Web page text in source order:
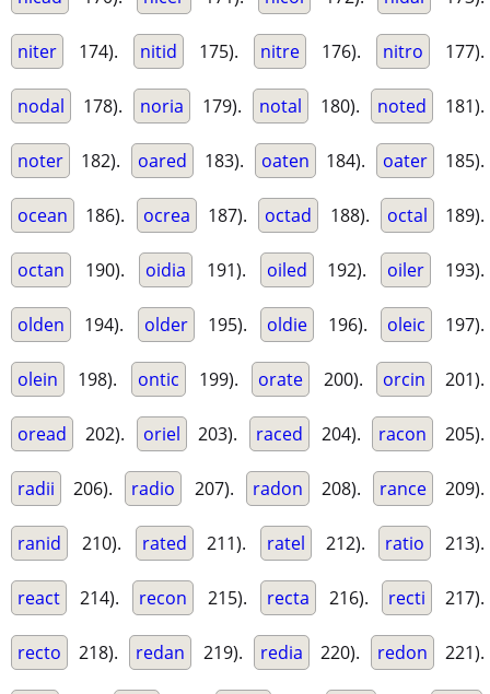
niter 174). nitid 175). nitre 176). nitro 177).
nodal 178). noria 179). notal 180). noted 181).
noter 182). oared 183). oaten 184). oater 185).
ocean 186). ocrea 187). octad 188). octal 189).
octan 190). oidia 191). oiled 192). oiler 193).
olden 194). older 195). oldie 196). oleic 197).
olein 198). ontic 199). orate 200). orcin 201).
oread 202). oriel 203). raced 204). racon 205).
radii 206). radio 207). radon 208). rance 209).
ranid 210). rated 211). ratel 212). ratio 213).
react 214). recon 215). recta 216). recti 217).
recto 218). redan 219). redia 220). redon 221).